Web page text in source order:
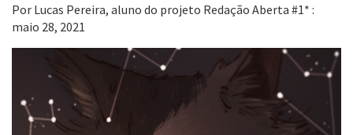
Por Lucas Pereira, aluno do projeto Redação Aberta #1* :
maio 28, 2021